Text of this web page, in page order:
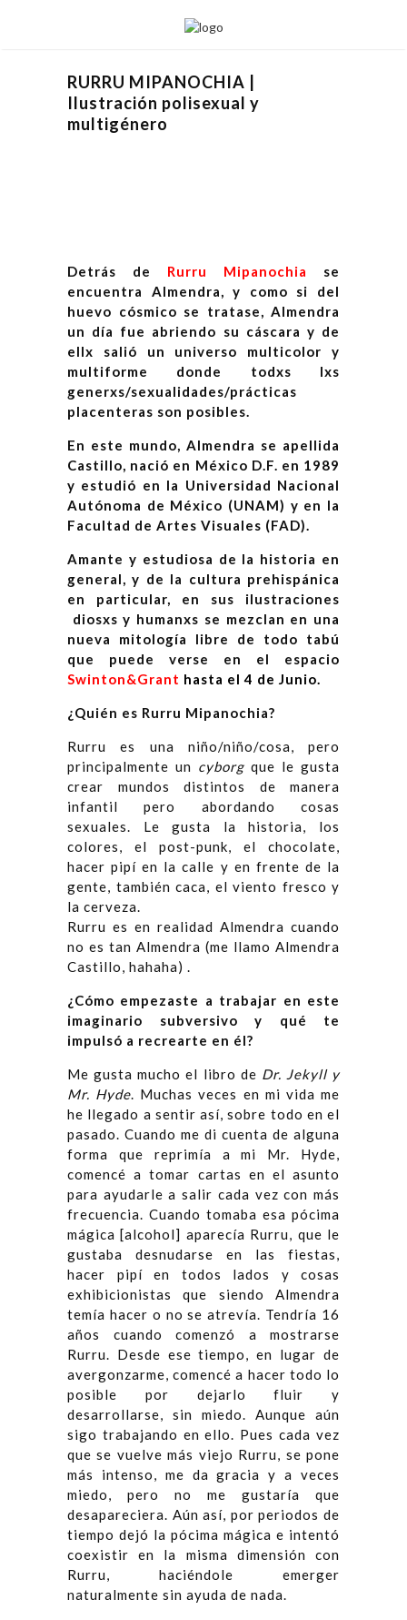
RURRU MIPANOCHIA |
Ilustración polisexual y
multigénero
Detrás de Rurru Mipanochia
se
encuentra Almendra, y como si del
huevo cósmico se tratase, Almendra
un día fue abriendo su cáscara y de
ellx salió un universo multicolor y
multiforme donde todxs lxs
generxs/sexualidades/prácticas
placenteras son posibles.
En este mundo, Almendra se apellida
Castillo, nació en México D.F. en 1989
y estudió en la Universidad Nacional
Autónoma de México (UNAM) y en la
Facultad de Artes Visuales (FAD).
Amante y estudiosa de la historia en
general, y de la cultura prehispánica
en particular, en sus ilustraciones
diosxs y humanxs se mezclan en una
nueva mitología libre de todo tabú
que puede verse en el espacio
Swinton&Grant hasta el 4 de Junio.
¿Quién es Rurru Mipanochia?
Rurru es una niño/niño/cosa, pero
principalmente un cyborg que le gusta
crear mundos distintos de manera
infantil pero abordando cosas
sexuales. Le gusta la historia, los
colores, el post-punk, el chocolate,
hacer pipí en la calle y en frente de la
gente, también caca, el viento fresco y
la cerveza.
Rurru es en realidad Almendra cuando
no es tan Almendra (me llamo Almendra
Castillo, hahaha) .
¿Cómo empezaste a trabajar en este
imaginario subversivo y qué te
impulsó a recrearte en él?
Me gusta mucho el libro de Dr. Jekyll y
Mr. Hyde. Muchas veces en mi vida me
he llegado a sentir así, sobre todo en el
pasado. Cuando me di cuenta de alguna
forma que reprimía a mi Mr. Hyde,
comencé a tomar cartas en el asunto
para ayudarle a salir cada vez con más
frecuencia. Cuando tomaba esa pócima
mágica [alcohol] aparecía Rurru, que le
gustaba desnudarse en las fiestas,
hacer pipí en todos lados y cosas
exhibicionistas que siendo Almendra
temía hacer o no se atrevía. Tendría 16
años cuando comenzó a mostrarse
Rurru. Desde ese tiempo, en lugar de
avergonzarme, comencé a hacer todo lo
posible por dejarlo fluir y
desarrollarse, sin miedo. Aunque aún
sigo trabajando en ello. Pues cada vez
que se vuelve más viejo Rurru, se pone
más intenso, me da gracia y a veces
miedo, pero no me gustaría que
desapareciera. Aún así, por periodos de
tiempo dejó la pócima mágica e intentó
coexistir en la misma dimensión con
Rurru, haciéndole emerger
naturalmente sin ayuda de nada.